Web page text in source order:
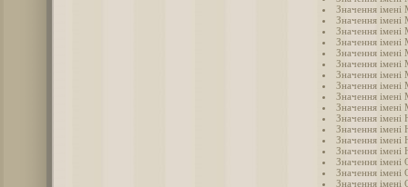
Значення імені
Значення імені
Значення імені
Значення імені
Значення
Значення
Значення імені
Значення імені
Значення імені
Значення імені
Значення імені
Значення імені
Значення імені
Значення імені
Значення імені
Значення імені
Значення імені